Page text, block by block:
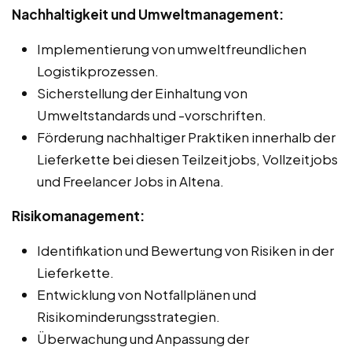
Nachhaltigkeit und Umweltmanagement:
Implementierung von umweltfreundlichen
Logistikprozessen.
Sicherstellung der Einhaltung von
Umweltstandards und -vorschriften.
Förderung nachhaltiger Praktiken innerhalb der
Lieferkette bei diesen Teilzeitjobs, Vollzeitjobs
und Freelancer Jobs in Altena.
Risikomanagement:
Identifikation und Bewertung von Risiken in der
Lieferkette.
Entwicklung von Notfallplänen und
Risikominderungsstrategien.
Überwachung und Anpassung der